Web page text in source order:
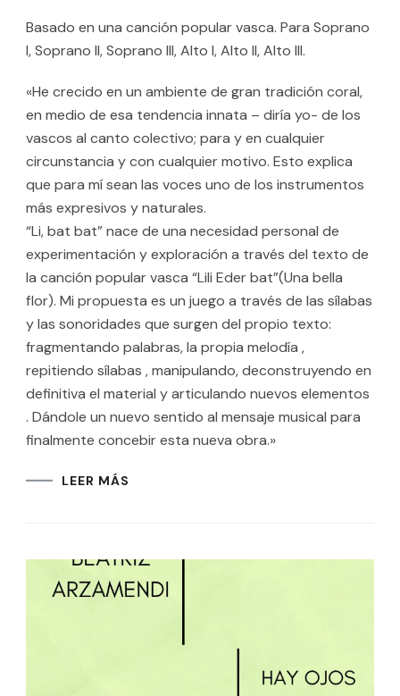
Basado en una canción popular vasca. Para Soprano
I, Soprano II, Soprano III, Alto I, Alto II, Alto III.
«He crecido en un ambiente de gran tradición coral,
en medio de esa tendencia innata – diría yo- de los
vascos al canto colectivo; para y en cualquier
circunstancia y con cualquier motivo. Esto explica
que para mí sean las voces uno de los instrumentos
más expresivos y naturales.
“Li, bat bat” nace de una necesidad personal de
experimentación y exploración a través del texto de
la canción popular vasca “Lili Eder bat”(Una bella
flor). Mi propuesta es un juego a través de las sílabas
y las sonoridades que surgen del propio texto:
fragmentando palabras, la propia melodía ,
repitiendo sílabas , manipulando, deconstruyendo en
definitiva el material y articulando nuevos elementos
. Dándole un nuevo sentido al mensaje musical para
finalmente concebir esta nueva obra.»
LEER MÁS